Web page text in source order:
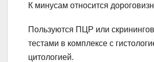
К минусам относится
Пользуются ПЦР или
тестами в комплексе с
цитологией.